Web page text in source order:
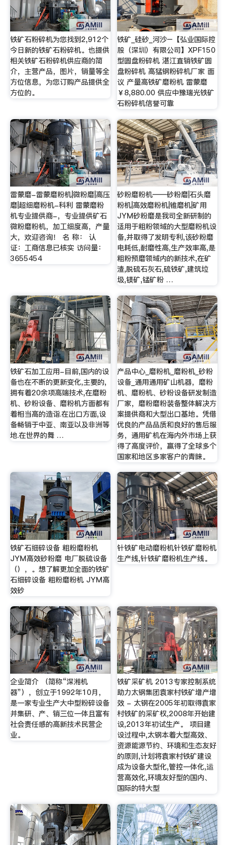
铁矿石粉碎机为您找到2,912个
今日新的铁矿石粉碎机。也提供
相关铁矿石粉碎机供应商的简
介，主营产品，图片，销量等全
方位信息，为您订购产品提供全
方位的。
铁矿_硅砂_河沙–【弘业国际控
股（深圳）有限公司】XPF150
型圆盘粉碎机 湛江直销铁矿圆
盘粉碎机 高猛钢粉碎机厂家 面
议 产量高铁矿磨粉机 雷蒙磨
￥8,880.00 供应中豫瑞光铁矿
石粉碎机信誉可靠
雷蒙磨-雷蒙磨粉机|微粉磨|高压
磨|超细磨粉机-科利 雷蒙磨粉
机专业提供商-，专业提供矿石
微粉磨粉机，加工细度高，产量
大，欢迎咨询！ 名 称： 认
证：工商信息已核实 访问量：
3655454
砂粉磨粉机——砂粉磨|石头磨
粉机|高效磨粉机|锥磨机|矿用
JYM砂粉磨是我司全新研制的
适用于粗粉领域的大型磨粉机设
备,并取得了发明专利,该砂粉磨
电耗低,耐磨性高,生产效率高,是
粗粉预磨领域内的新技术,在矿
渣,脱硫石灰石,硫铁矿,建筑垃
圾,镁矿,锰矿粉 …
铁矿石加工应用-目前,国内的设
备也在不断的更新变化,主要的,
拥有着20余项高端技术,在磨粉
机、砂粉设备、磨粉机方面都有
着相当高的造诣.在出口方面,设
备畅销于中亚、南亚以及非洲等
地.在世界的舞 …
产品中心_磨粉机_磨粉机_砂粉
设备_通用通用矿山机器，磨粉
机、磨粉机、砂粉设备研发制造
厂家，磨粉磨粉装备整体解决方
案提供商和大型出口基地。凭借
优良的产品品质和良好的售后服
务，通用矿机在海内外市场上获
得了高度评价，赢得了全球多个
国家和地区多家客户的青睐。
铁矿石细碎设备 粗粉磨粉机
JYM高效砂粉磨 电厂脱硫设备
（），。想了解更加全面的铁矿
石细碎设备 粗粉磨粉机 JYM高
效砂
针铁矿电动磨粉机针铁矿磨粉机
生产线,针铁矿磨粉机生产线。
企业简介 （简称“深湘机
器”），创立于1992年10月，
是一家专业生产大中型粉碎设备
并集研、产、销三位一体且富有
社会责任感的高新技术民营企
业。
铁矿采矿机 2013专家控制系统
助力太钢集团袁家村铁矿增产增
效 - 太钢在2005年初取得袁家
村铁矿的采矿权,2008年开始建
设,2013年初试生产。 项目建
设过程中,太钢本着大型高效、
资源能源节约、环境和生态友好
的原则,计划将袁家村铁矿建设
成为设备大型化,管控一体化,运
营高效化,环境友好型的国内、
国际的特大型